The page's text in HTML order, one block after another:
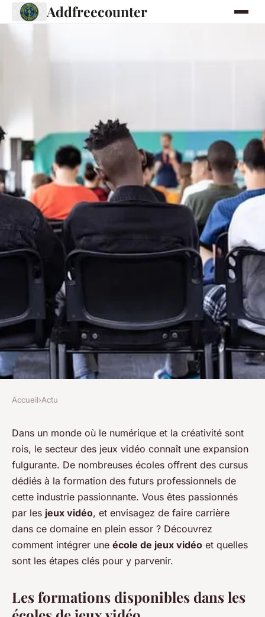
Addfreecounter
Comment intégrer une école
de jeux vidéo ?
admin• 18 décembre 2023•2 min de lecture
Accueil›Actu
Dans un monde où le numérique et la créativité sont
rois, le secteur des jeux vidéo connaît une expansion
fulgurante. De nombreuses écoles offrent des cursus
dédiés à la formation des futurs professionnels de
cette industrie passionnante. Vous êtes passionnés
par les jeux vidéo, et envisagez de faire carrière
dans ce domaine en plein essor ? Découvrez
comment intégrer une école de jeux vidéo et quelles
sont les étapes clés pour y parvenir.
Les formations disponibles dans les